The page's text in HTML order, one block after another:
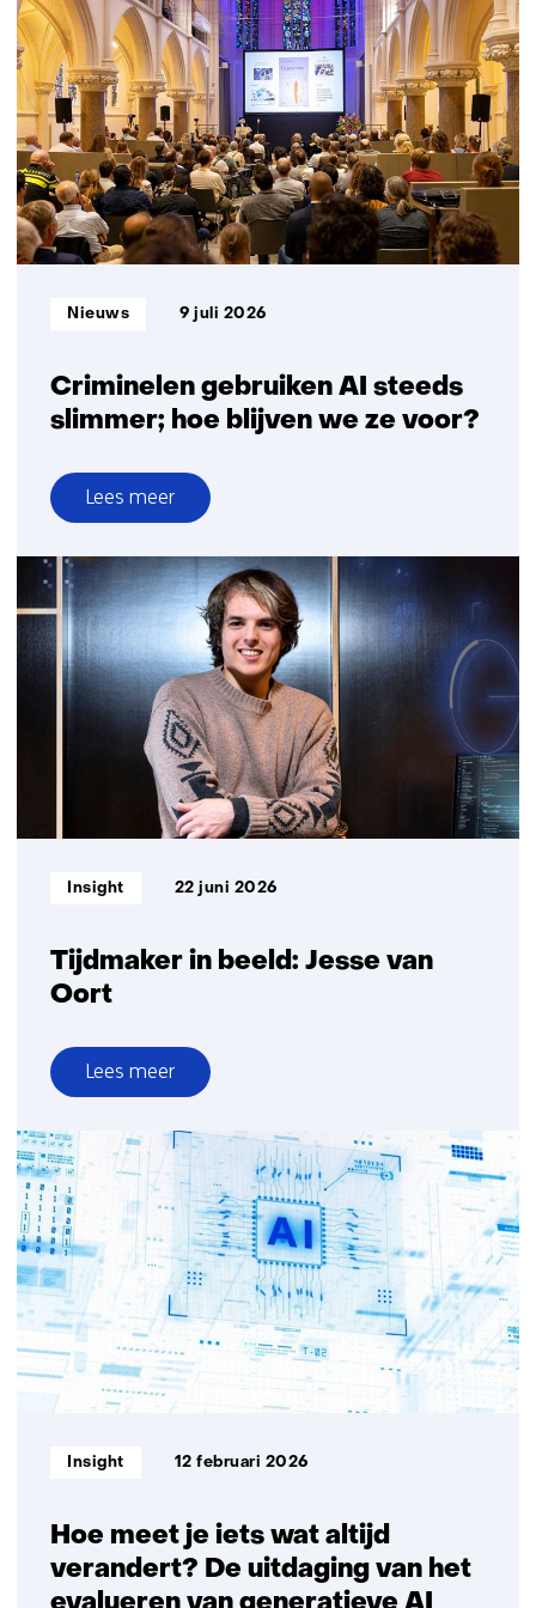
in
beeld:
Saskia
Lensink
over
GPT-
NL
Criminelen gebruiken AI steeds
slimmer; hoe blijven we ze voor?
Informatietype:
Nieuws 9 juli 2026
Lees meer
over
Criminelen
gebruiken
AI
steeds
slimmer;
hoe
blijven
Tijdmaker in beeld: Jesse van
Oort
Informatietype:
Insight 22 juni 2026
Lees meer
over
Jesse
van
Oort
Hoe meet je iets wat altijd
verandert? De uitdaging van het
Informatietype:
Insight 12 februari 2026